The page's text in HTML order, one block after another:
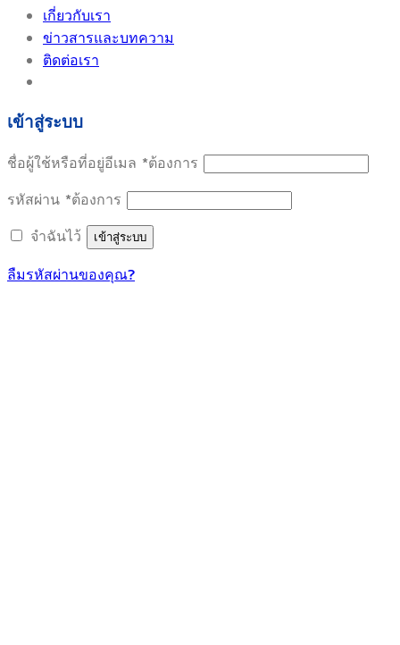
เกี่ยวกับเรา
ข่าวสารและบทความ
ติดต่อเรา
เข้าสู่ระบบ
ชื่อผู้ใช้หรือที่อยู่อีเมล *ต้องการ
รหัสผ่าน *ต้องการ
จำฉันไว้
เข้าสู่ระบบ
ลืมรหัสผ่านของคุณ?